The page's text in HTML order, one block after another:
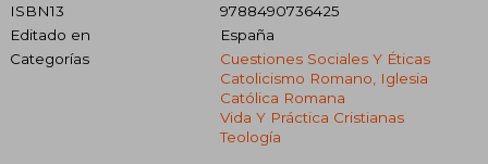
ISBN13
9788490736425
Editado en
España
Categorías
Cuestiones Sociales Y Éticas
Catolicismo Romano, Iglesia
Católica Romana
Vida Y Práctica Cristianas
Teología